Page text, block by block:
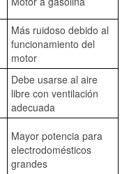
Más ruidoso debido al
funcionamiento del
motor
Debe usarse al aire
libre con ventilación
adecuada
Mayor potencia para
electrodomésticos
grandes